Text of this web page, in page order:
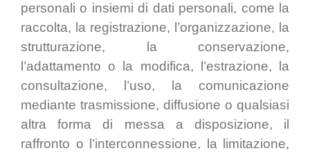
personali o insiemi di dati personali, come la
raccolta, la registrazione, l’organizzazione, la
strutturazione, la conservazione,
l’adattamento o la modifica, l’estrazione, la
consultazione, l’uso, la comunicazione
mediante trasmissione, diffusione o qualsiasi
altra forma di messa a disposizione, il
raffronto o l’interconnessione, la limitazione,